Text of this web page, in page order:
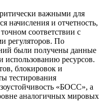
важными для
начисления и отчетность,
соответствии с
регуляторов. По
были получены данные
использованию ресурсов.
блокировок и
тестирования
«БОСС», а
аналогичных мировых